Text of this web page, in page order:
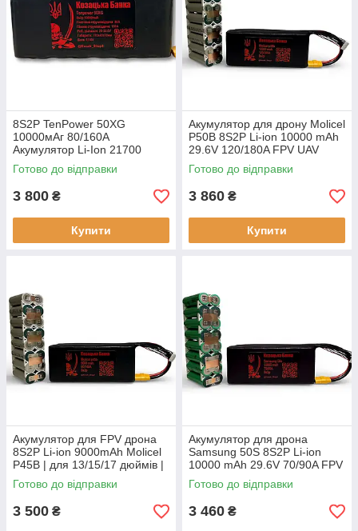
8S2P TenPower 50XG
10000мАг 80/160A
Акумулятор Li-Ion 21700
«Козацька Банка»
Готово до відправки
3 800 ₴
Купити
Акумулятор для дрону Molicel
P50B 8S2P Li-ion 10000 mAh
29.6V 120/180A FPV UAV
батарея
Готово до відправки
3 860 ₴
Купити
Акумулятор для FPV дрона
8S2P Li-ion 9000mAh Molicel
P45B | для 13/15/17 дюймів |
батарея БПЛА 29.6V
Готово до відправки
3 500 ₴
Акумулятор для дрона
Samsung 50S 8S2P Li-ion
10000 mAh 29.6V 70/90A FPV
UAV батарея
Готово до відправки
3 460 ₴